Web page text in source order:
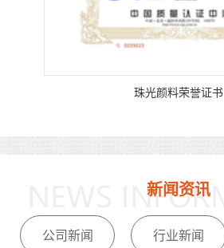
珠光颜料荣誉证书
新闻资讯
公司新闻 行业新闻